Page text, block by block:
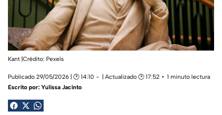
Kant |Crédito: Pexels
Publicado 29/05/2026 | 🕑 14:10 | Actualizado 🕑 17:52
1 minuto lectura
Escrito por: Yulissa Jacinto